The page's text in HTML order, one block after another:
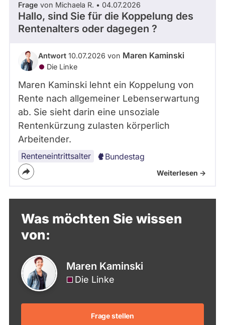
Frage von Michaela R. • 04.07.2026
Hallo, sind Sie für die Koppelung des
Rentenalters oder dagegen ?
Antwort 10.07.2026 von Maren Kaminski
Die Linke
Maren Kaminski lehnt ein Koppelung von
Rente nach allgemeiner Lebenserwartung
ab. Sie sieht darin eine unsoziale
Rentenkürzung zulasten körperlich
Arbeitender.
Renteneintrittsalter Bundestag
Weiterlesen ->
Was möchten Sie wissen
von:
Maren Kaminski
Die Linke
Frage stellen